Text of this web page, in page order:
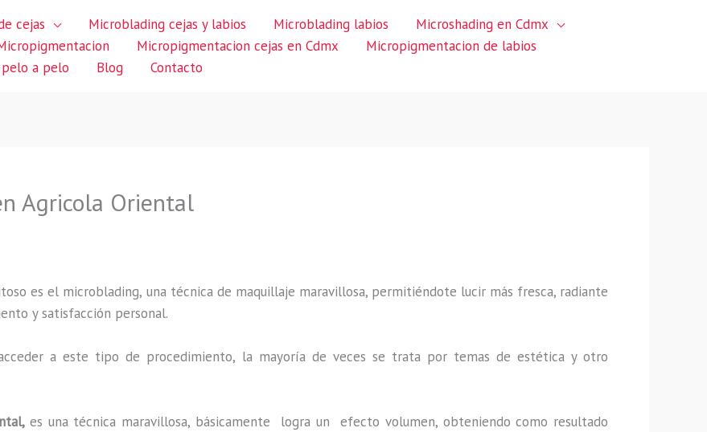
cejas Microblading cejas y labios Microblading labios
Microshading en Cdmx
Micropigmentacion cejas en Cdmx
Micropigmentacion de labios
pelo a pelo Blog Contacto
Agricola Oriental
es el microblading, una técnica de maquillaje maravillosa, permitiéndote lucir más fresca, radiante
y satisfacción personal.
a este tipo de procedimiento, la mayoría de veces se trata por temas de estética y otro
es una técnica maravillosa, básicamente
logra un efecto volumen, obteniendo como resultado